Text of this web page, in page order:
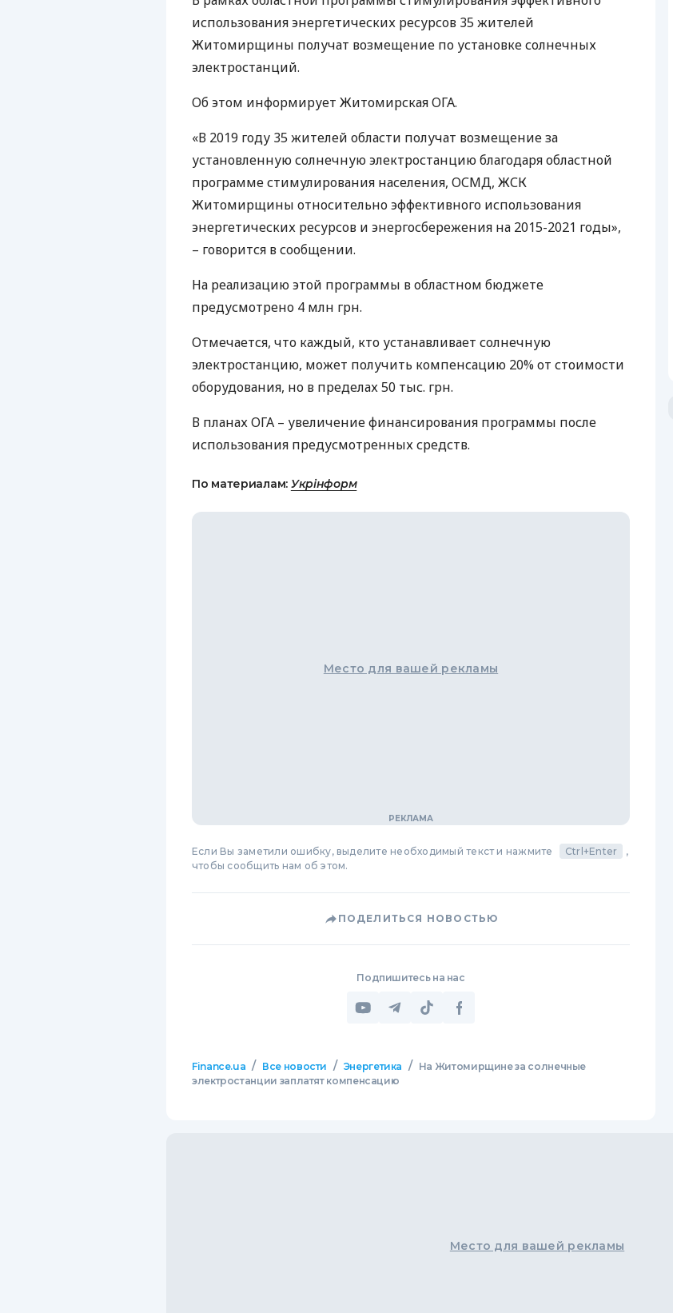
КЕШБЭКА
использования энергетических ресурсов 35 жителей
Житомирщины получат возмещение по установке солнечных
электростанций.
Об этом информирует ЖитомирскаяОГА.
«В 2019 году 35 жителей области получат возмещение за
установленную солнечную электростанцию благодаря областной
программе стимулирования населения, ОСМД, ЖСК
Житомирщины относительно эффективного использования
энергетических ресурсов и энергосбережения на 2015-2021 годы»,
– говорится в сообщении.
На реализацию этой программы в областном бюджете
предусмотрено 4 млн грн.
Отмечается, что каждый, кто устанавливает солнечную
электростанцию, может получить компенсацию 20% от стоимости
оборудования, но в пределах 50 тыс. грн.
В планахОГА – увеличение финансирования программы после
использования предусмотренных средств.
По материалам: Укрінформ
Место для вашей рекламы
Если Вы заметили ошибку, выделите необходимый текст и нажмите Ctrl+Enter
,
чтобы сообщить нам об этом.
ПОДЕЛИТЬСЯ НОВОСТЬЮ
Подпишитесь на нас
Finance.ua / Все новости / Энергетика /
На Житомирщине за солнечные
электростанции заплатят компенсацию
Место для вашей рекламы